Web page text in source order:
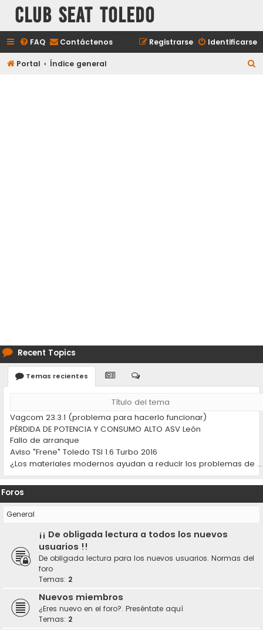
Club Seat Toledo
FAQ Contáctenos Identificarse
Registrarse
Portal Índice general
Recent Topics
Temas recientes
Título del tema
Vagcom 23.3.1 (problema para hacerlo funcionar)
PÉRDIDA DE POTENCIA Y CONSUMO ALTO ASV León
Fallo de arranque
Aviso "Frene" Toledo TSI 1.6 Turbo 2016
¿Los materiales modernos ayudan a reducir los problemas de desgaste en los coches?
Foros
General
¡¡ De obligada lectura a todos los nuevos
usuarios !!
De obligada lectura para los nuevos usuarios. Normas del
foro
Temas: 2
Nuevos miembros
¿Eres nuevo en el foro?. Preséntate aquí
Temas: 2